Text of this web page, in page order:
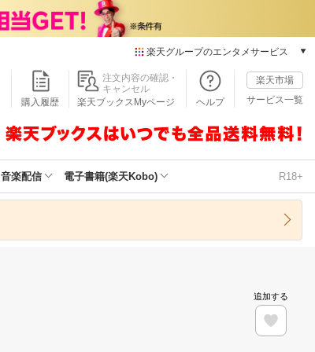
楽天グループのエンタメサービス
本/ゲーム/CD/DVD
楽天ブックス
楽天Kobo
楽天ミュージック
楽天TV
購入履歴
注文内容の確認・
キャンセル
楽天ブックスMyページ
ヘルプ
楽天市場
サービス一覧
音楽配信 電子書籍(楽天Kobo) R18+
追加する